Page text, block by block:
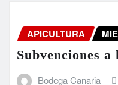
APICULTURA
Subvenciones
Bodega Canaria